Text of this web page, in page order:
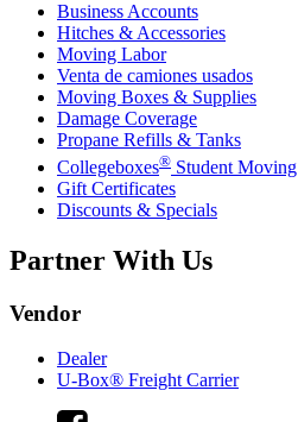
Business Accounts
Hitches & Accessories
Moving Labor
Venta de camiones usados
Moving Boxes & Supplies
Damage Coverage
Propane Refills & Tanks
Collegeboxes® Student Moving
Gift Certificates
Discounts & Specials
Partner With Us
Vendor
Dealer
U-Box® Freight Carrier